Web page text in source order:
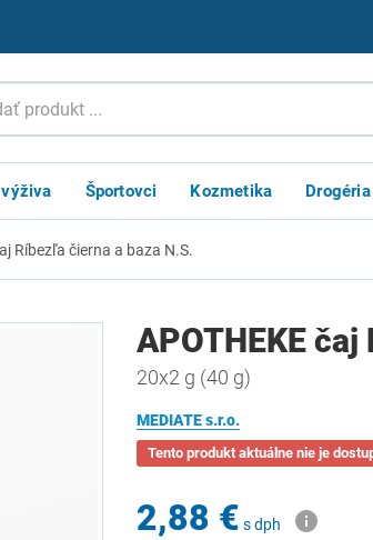
Športovci Kozmetika Drogéria
Ríbezľa čierna a baza N.S.
APOTHEKE
20x2 g (40 g)
MEDIATE s.r.o.
Tento produkt aktuálne nie je
2,88 € s dph